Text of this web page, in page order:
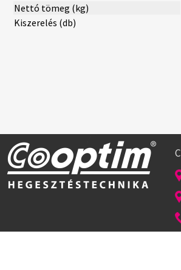
Nettó tömeg (kg)
Kiszerelés (db)